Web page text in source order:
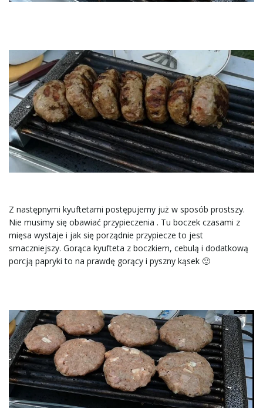
Z następnymi kyuftetami postępujemy już w sposób prostszy.
Nie musimy się obawiać przypieczenia . Tu boczek czasami z
mięsa wystaje i jak się porządnie przypiecze to jest
smaczniejszy. Gorąca kyufteta z boczkiem, cebulą i dodatkową
porcją papryki to na prawdę gorący i pyszny kąsek 🙂